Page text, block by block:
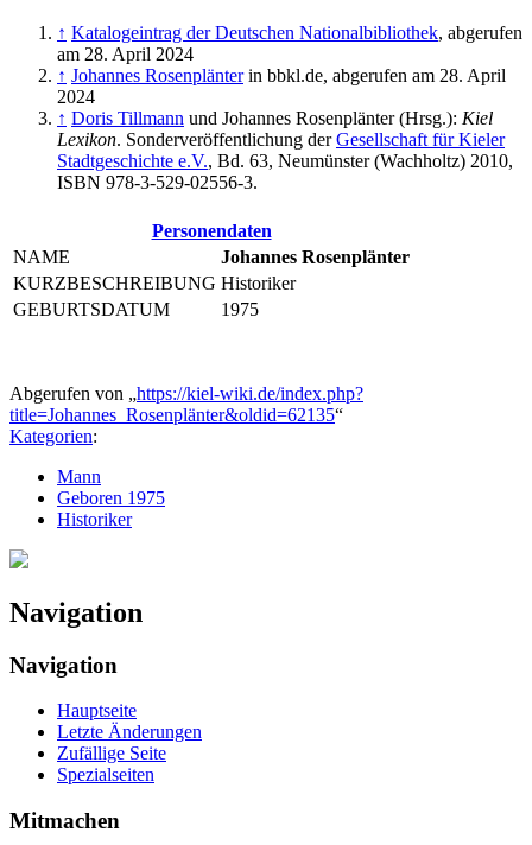
↑ Katalogeintrag der Deutschen Nationalbibliothek, abgerufen
am 28. April 2024
↑ Johannes Rosenplänterin bbkl.de, abgerufen am 28. April
2024
↑ Doris Tillmann und Johannes Rosenplänter(Hrsg.): Kiel
Lexikon. Sonderveröffentlichung derGesellschaft für Kieler
Stadtgeschichte e.V., Bd. 63, Neumünster (Wachholtz) 2010,
ISBN 978-3-529-02556-3.
Personendaten
NAME
Johannes Rosenplänter
KURZBESCHREIBUNG Historiker
GEBURTSDATUM
1975
Abgerufen von „https://kiel-wiki.de/index.php?
title=Johannes_Rosenplänter&oldid=62135“
Kategorien:
Mann
Geboren 1975
Historiker
Navigation
Navigation
Hauptseite
Letzte Änderungen
Zufällige Seite
Spezialseiten
Mitmachen